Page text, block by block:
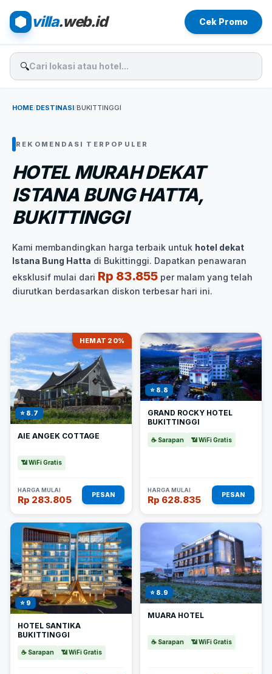
villa.web.id Cek Promo
🔍
HOME/DESTINASI/BUKITTINGGI
REKOMENDASI TERPOPULER
HOTEL MURAH DEKAT
ISTANA BUNG HATTA,
BUKITTINGGI
Kami membandingkan harga terbaik untuk hotel dekat
Istana Bung Hatta di Bukittinggi. Dapatkan penawaran
eksklusif mulai dari Rp 83.855 per malam yang telah
diurutkan berdasarkan diskon terbesar hari ini.
HEMAT 20%
⭐ 8.7
AIE ANGEK COTTAGE
📶 WiFi Gratis
HARGA MULAI
Rp 283.805 PESAN
⭐ 8.8
GRAND ROCKY HOTEL
BUKITTINGGI
☕ Sarapan 📶 WiFi Gratis
HARGA MULAI
Rp 628.835 PESAN
⭐ 9
HOTEL SANTIKA
BUKITTINGGI
☕ Sarapan 📶 WiFi Gratis
⭐ 8.9
MUARA HOTEL
☕ Sarapan 📶 WiFi Gratis